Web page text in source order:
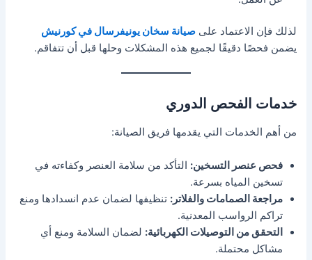
لذلك فإن الاعتماد علىصيانة سخان يونيفرسال في كورنيش
يضمن فحصًا دقيقًا لجميع هذه المشكلات وحلها قبل أن تتفاقم.
خدمات الفحص الدوري
من أهم الخدمات التي يقدمها فريق الصيانة:
فحص عنصر التسخين: التأكد من سلامة العنصر وكفاءته في
تسخين المياه بسرعة.
مراجعة الصمامات والفلاتر: تنظيفها لضمان عدم انسدادها ومنع
تراكم الرواسب المعدنية.
التحقق من التوصيلات الكهربائية: لضمان السلامة ومنع أي
مشاكل محتملة.